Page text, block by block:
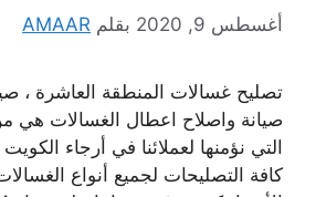
أغسطس 9, 2020 بقلم AMAAR
تصليح غسالات المنطقة العاشرة ،
صيانة واصلاح اعطال الغسالات هي
التي نؤمنها لعملائنا في أرجاء
كافة التصليحات لجميع أنواع